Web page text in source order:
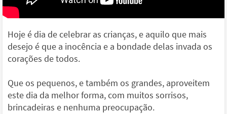
Hoje é dia de celebrar as crianças, e aquilo que mais
desejo é que a inocência e a bondade delas invada os
corações de todos.
Que os pequenos, e também os grandes, aproveitem
este dia da melhor forma, com muitos sorrisos,
brincadeiras e nenhuma preocupação.